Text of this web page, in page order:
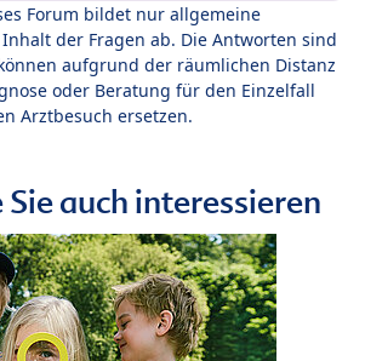
Forum bildet nur allgemeine
der Fragen ab. Die Antworten sind
aufgrund der räumlichen Distanz
oder Beratung für den Einzelfall
Arztbesuch ersetzen.
auch interessieren